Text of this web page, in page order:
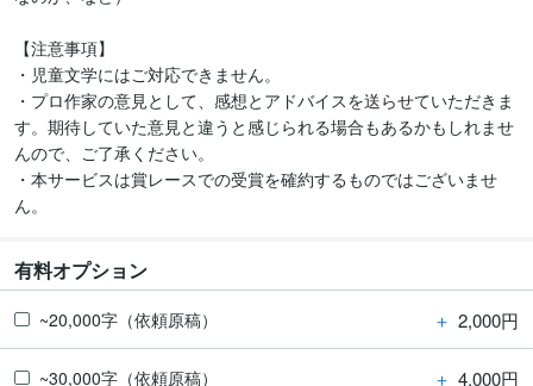
【注意事項】
・児童文学にはご対応できません。
・プロ作家の意見として、感想とアドバイスを送らせていただきま
す。期待していた意見と違うと感じられる場合もあるかもしれませ
んので、ご了承ください。
・本サービスは賞レースでの受賞を確約するものではございませ
ん。
有料オプション
~20,000字（依頼原稿） ＋ 2,000円
~30,000字（依頼原稿） ＋ 4,000円